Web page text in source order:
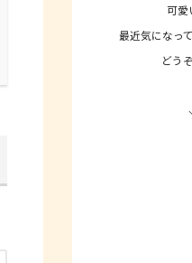
可愛
最近気になっ
どう